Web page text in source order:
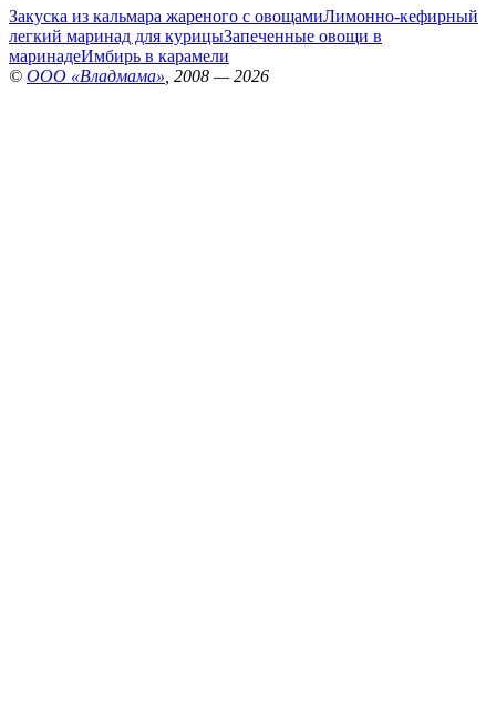
Закуска из кальмара жареного с овощамиЛимонно-кефирный
легкий маринад для курицыЗапеченные овощи в
маринадеИмбирь в карамели
© ООО «Владмама» , 2008 — 2026